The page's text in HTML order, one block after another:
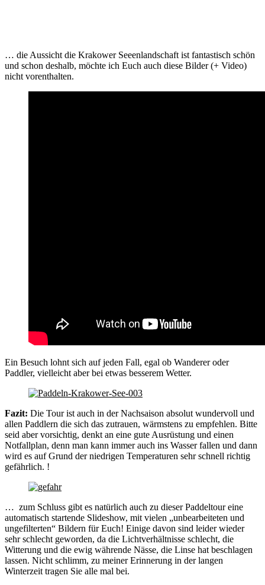
… die Aussicht die Krakower Seeenlandschaft ist fantastisch schön
und schon deshalb, möchte ich Euch auch diese Bilder (+ Video)
nicht vorenthalten.
Ein Besuch lohnt sich auf jeden Fall, egal ob Wanderer oder
Paddler, vielleicht aber bei etwas besserem Wetter.
Fazit: Die Tour ist auch in der Nachsaison absolut wundervoll und
allen Paddlern die sich das zutrauen, wärmstens zu empfehlen. Bitte
seid aber vorsichtig, denkt an eine gute Ausrüstung und einen
Notfallplan, denn man kann immer auch ins Wasser fallen und dann
wird es auf Grund der niedrigen Temperaturen sehr schnell richtig
gefährlich. !
… zum Schluss gibt es natürlich auch zu dieser Paddeltour eine
automatisch startende Slideshow, mit vielen „unbearbeiteten und
ungefilterten“ Bildern für Euch! Einige davon sind leider wieder
sehr schlecht geworden, da die Lichtverhältnisse schlecht, die
Witterung und die ewig währende Nässe, die Linse hat beschlagen
lassen. Nicht schlimm, zu meiner Erinnerung in der langen
Winterzeit tragen Sie alle mal bei.